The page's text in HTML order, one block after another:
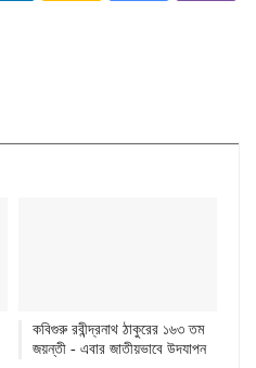
কবিগুরু রবীন্দ্রনাথ ঠাকুরের ১৬৩ তম
জয়ন্তী - এবার জাতীয়ভাবে উদযাপন